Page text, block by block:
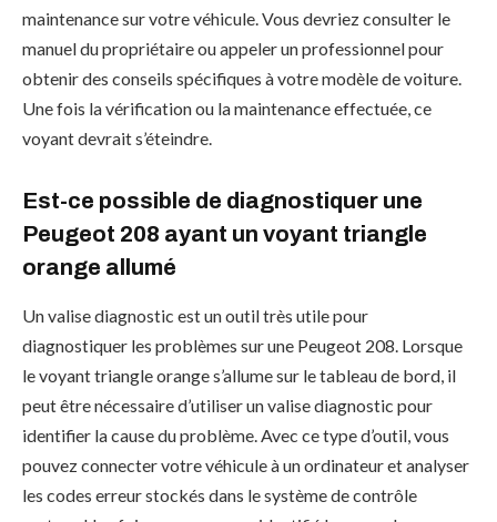
maintenance sur votre véhicule. Vous devriez consulter le
manuel du propriétaire ou appeler un professionnel pour
obtenir des conseils spécifiques à votre modèle de voiture.
Une fois la vérification ou la maintenance effectuée, ce
voyant devrait s’éteindre.
Est-ce possible de diagnostiquer une
Peugeot 208 ayant un voyant triangle
orange allumé
Un valise diagnostic est un outil très utile pour
diagnostiquer les problèmes sur une Peugeot 208. Lorsque
le voyant triangle orange s’allume sur le tableau de bord, il
peut être nécessaire d’utiliser un valise diagnostic pour
identifier la cause du problème. Avec ce type d’outil, vous
pouvez connecter votre véhicule à un ordinateur et analyser
les codes erreur stockés dans le système de contrôle